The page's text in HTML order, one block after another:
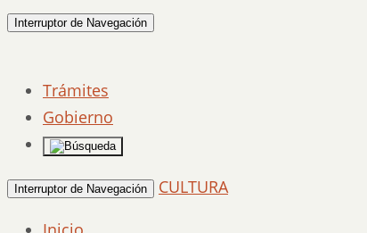
Interruptor de Navegación
Trámites
Gobierno
Interruptor de Navegación
CULTURA